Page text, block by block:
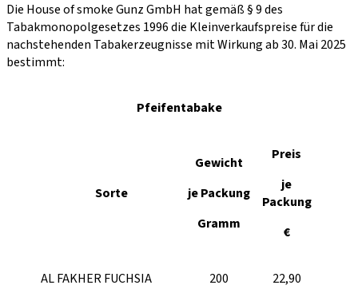
Die House of smoke Gunz GmbH hat gemäß § 9 des
Tabakmonopolgesetzes 1996 die Kleinverkaufspreise für die
nachstehenden Tabakerzeugnisse mit Wirkung ab 30. Mai 2025
bestimmt:
Pfeifentabake
Sorte
Gewicht
je Packung
Gramm
Preis
je
Packung
€
AL FAKHER FUCHSIA 200 22,90